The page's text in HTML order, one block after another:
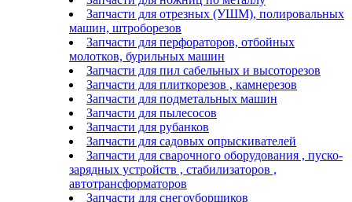
Запчасти для отрезных (УШМ), полировальных
машин, штроборезов
Запчасти для перфораторов, отбойных
молотков, бурильных машин
Запчасти для пил сабельных и высоторезов
Запчасти для плиткорезов , камнерезов
Запчасти для подметальных машин
Запчасти для пылесосов
Запчасти для рубанков
Запчасти для садовых опрыскивателей
Запчасти для сварочного оборудования , пуско-
зарядных устройств , стабилизаторов ,
автотрансформаторов
Запчасти для снегоуборщиков